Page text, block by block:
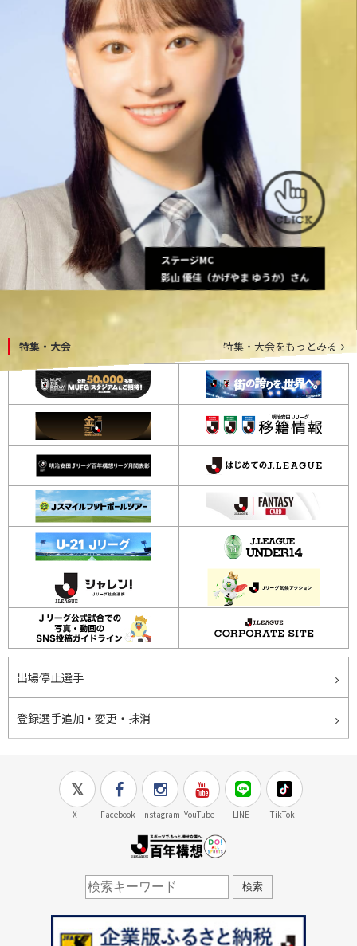
ステージMC
影山 優佳（かげやま ゆうか）さん
特集・大会 特集・大会をもっとみる
出場停止選手
登録選手追加・変更・抹消
X Facebook Instagram YouTube LINE TikTok
検索